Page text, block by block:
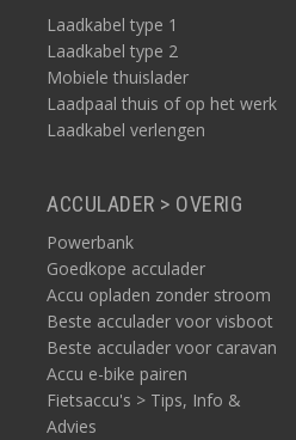
Laadkabel type 1
Laadkabel type 2
Mobiele thuislader
Laadpaal thuis of op het werk
Laadkabel verlengen
ACCULADER > OVERIG
Powerbank
Goedkope acculader
Accu opladen zonder stroom
Beste acculader voor visboot
Beste acculader voor caravan
Accu e-bike pairen
Fietsaccu's > Tips, Info &
Advies